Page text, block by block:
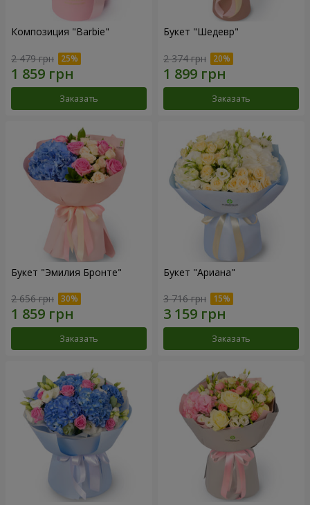
Композиция "Barbie"
2 479 грн
Заказать
Букет "Шедевр"
2 374 грн
Заказать
Букет "Эмилия Бронте"
2 656 грн
Заказать
Букет "Ариана"
3 716 грн
Заказать